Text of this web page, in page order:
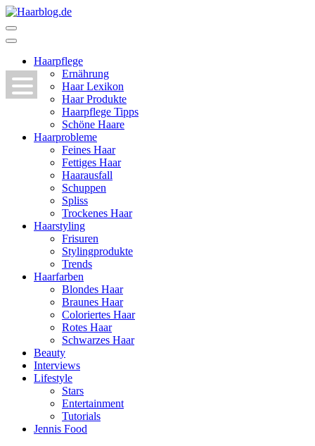
Zum
Inhalt
springen
drücken)Haarpflege
Ernährung
Haar Lexikon
Haar Produkte
Haarpflege Tipps
Schöne Haare
Haarprobleme
Feines Haar
Fettiges Haar
Haarausfall
Schuppen
Spliss
Trockenes Haar
Haarstyling
Frisuren
Stylingprodukte
Trends
Haarfarben
Blondes Haar
Braunes Haar
Coloriertes Haar
Rotes Haar
Schwarzes Haar
Beauty
Interviews
Lifestyle
Stars
Entertainment
Tutorials
Jennis Food